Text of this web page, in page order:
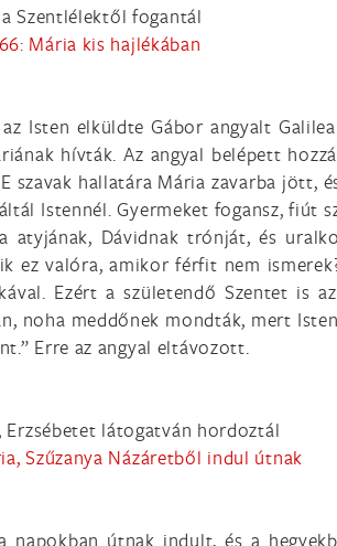
Szentlélektől fogantál
Mária kis hajlékában
Isten elküldte Gábor angyalt
hívták. Az angyal belépett
szavak hallatára Mária zavarba
Istennél. Gyermeket fogansz, fiút
atyjának, Dávidnak trónját, és
ez valóra, amikor férfit nem
Ezért a születendő Szentet is
noha meddőnek mondták, mert
Erre az angyal eltávozott.
Erzsébetet látogatván hordoztál
Szűzanya Názáretből indul útnak
napokban útnak indult, és a